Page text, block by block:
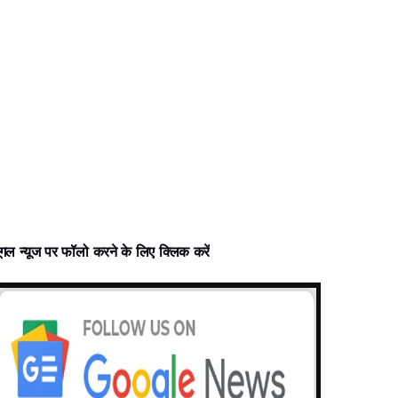
न्‍यूज पर फॉलो करने के लिए क्लिक करें